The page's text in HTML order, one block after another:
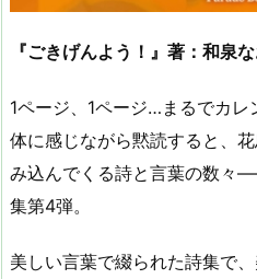
『ごきげんよう！』著：和泉
1ページ、1ページ…まるでカ
体に感じながら黙読すると、
み込んでくる詩と言葉の数々
集第4弾。
美しい言葉で綴られた詩集で